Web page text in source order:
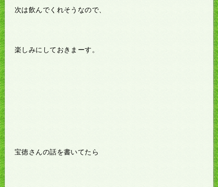
次は飲んでくれそうなので、
楽しみにしておきまーす。
宝徳さんの話を書いてたら